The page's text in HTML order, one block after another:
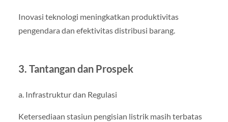
Inovasi teknologi meningkatkan produktivitas
pengendara dan efektivitas distribusi barang.
3. Tantangan dan Prospek
a. Infrastruktur dan Regulasi
Ketersediaan stasiun pengisian listrik masih terbatas